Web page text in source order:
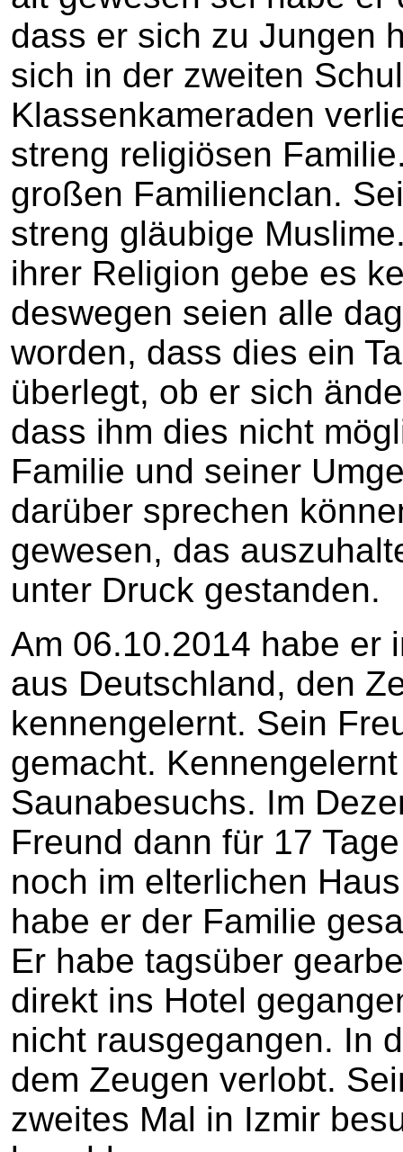
dass er sich zu Jungen
sich in der zweiten
Klassenkameraden
streng religiösen
großen Familienclan.
streng gläubige
ihrer Religion gebe es
deswegen seien alle
worden, dass dies ein
überlegt, ob er sich
dass ihm dies nicht
Familie und seiner
darüber sprechen
gewesen, das
unter Druck gestanden.
Am 06.10.2014 habe er
aus Deutschland,
kennengelernt. Sein
gemacht.
Saunabesuchs. Im
Freund dann für 17
noch im elterlichen
habe er der Familie
Er habe tagsüber
direkt ins Hotel
nicht rausgegangen. In
dem Zeugen verlobt.
zweites Mal in Izmir